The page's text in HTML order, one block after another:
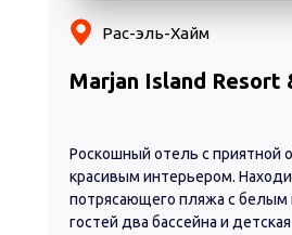
Роскошный отель с приятной
красивым интерьером.
потрясающего пляжа с белым
гостей два бассейна и
Marjan Island Resort
Рас-эль-Хайм